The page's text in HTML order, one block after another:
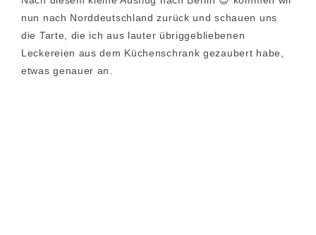
nun nach Norddeutschland zurück und schauen uns
die Tarte, die ich aus lauter übriggebliebenen
Leckereien aus dem Küchenschrank gezaubert habe,
etwas genauer an.